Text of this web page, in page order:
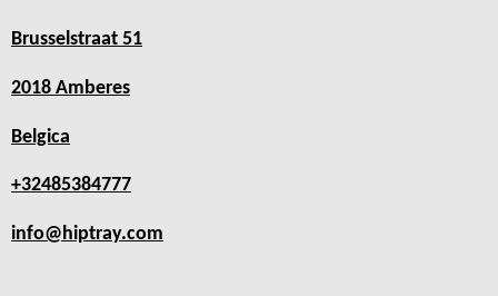
Brusselstraat 51
2018 Amberes
Belgica
+32485384777
info@hiptray.com